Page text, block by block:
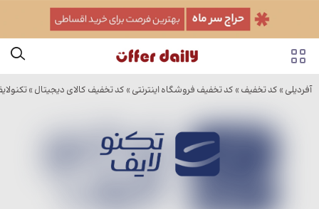
آفردیلی » کد تخفیف » کد تخفیف فروشگاه اینترنتی » کد تخفیف کالای دیجیتال »